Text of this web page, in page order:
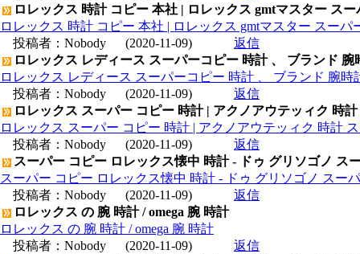
ロレックス 時計 コピー 本社 | ロレックス gmtマスター ス
ロレックス 時計 コピー 本社 | ロレックス gmtマスター スーパ
投稿者： Nobody (2020-11-09)
返信
ロレックス レディース スーパーコピー 時計 、 ブランド
ロレックス レディース スーパーコピー 時計 、 ブランド 腕時
投稿者： Nobody (2020-11-09)
返信
ロレックス スーパー コピー 時計 | アクノアウテッィク 時
ロレックス スーパー コピー 時計 | アクノアウテッィク 時計
投稿者： Nobody (2020-11-09)
返信
スーパー コピー ロレックス懐中 時計 - ドゥ グリソゴノ ス
スーパー コピー ロレックス懐中 時計 - ドゥ グリソゴノ スー
投稿者： Nobody (2020-11-09)
返信
ロレックス の 腕 時計 / omega 腕 時計
ロレックス の 腕 時計 / omega 腕 時計
投稿者： Nobody (2020-11-09)
返信